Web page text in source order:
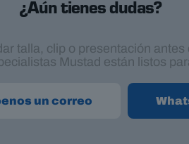
¿Aún tienes dudas?
talla, clip o presentación antes
Mustad están listos
un correo